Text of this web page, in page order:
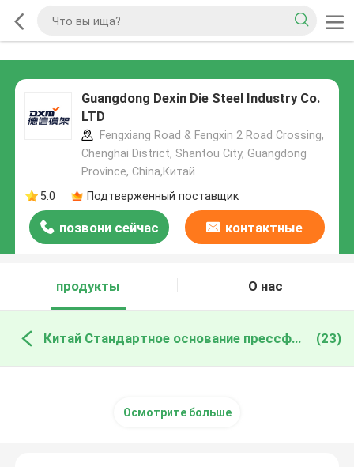
Guangdong Dexin Die Steel Industry Co.
LTD
Fengxiang Road & Fengxin 2 Road Crossing,
Chenghai District, Shantou City, Guangdong
Province, China,Китай
5.0
Подтверженный поставщик
позвони сейчас контактные
продукты
О нас
Китай Стандартное основание прессформы (23)
Осмотрите больше